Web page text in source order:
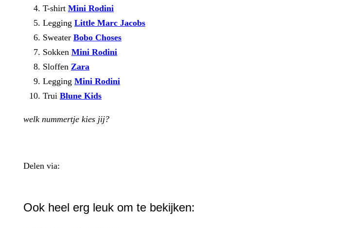
T-shirt Mini Rodini
Legging Little Marc Jacobs
Sweater Bobo Choses
Sokken Mini Rodini
Sloffen Zara
Legging Mini Rodini
Trui Blune Kids
welk nummertje kies jij?
Delen via:
Ook heel erg leuk om te bekijken: